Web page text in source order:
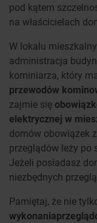
pod kątem
na właścicielach
W lokalu
administracja
kominiarza, który
przewodów
zajmie się
elektrycznej w
domów obowiązek
przeglądów leży po
Jeżeli posiadasz
niezbędnych
Pamiętaj, że nie
wykonania